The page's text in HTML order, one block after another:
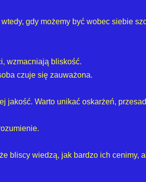
gdy możemy być wobec siebie
wzmacniają bliskość.
czuje się zauważona.
jakość. Warto unikać oskarżeń,
bliscy wiedzą, jak bardzo ich cenimy,